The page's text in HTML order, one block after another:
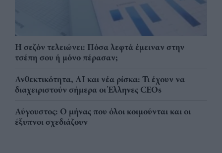
Η σεζόν τελειώνει: Πόσα λεφτά έμειναν στην
τσέπη σου ή μόνο πέρασαν;
Ανθεκτικότητα, AI και νέα ρίσκα: Τι έχουν να
διαχειριστούν σήμερα οι Έλληνες CEOs
Αύγουστος: Ο μήνας που όλοι κοιμούνται και οι
έξυπνοι σχεδιάζουν